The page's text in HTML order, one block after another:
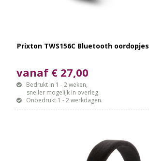
Prixton TWS156C Bluetooth oordopjes
vanaf € 27,00
Bedrukt in 1 - 2 weken,
sneller mogelijk in overleg.
Onbedrukt 1 - 2 werkdagen.